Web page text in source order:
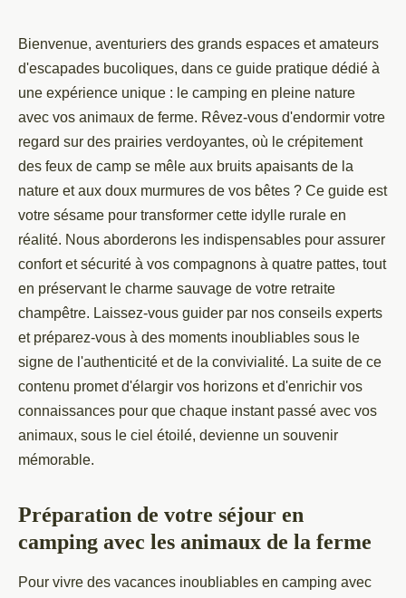
Guide pratique pour un
camping réussi en pleine nature
avec vos animaux de ferme
Luna•28 février 2022•6 min de lecture
Bienvenue, aventuriers des grands espaces et amateurs
d'escapades bucoliques, dans ce guide pratique dédié à
une expérience unique : le camping en pleine nature
avec vos animaux de ferme. Rêvez-vous d'endormir votre
regard sur des prairies verdoyantes, où le crépitement
des feux de camp se mêle aux bruits apaisants de la
nature et aux doux murmures de vos bêtes ? Ce guide est
votre sésame pour transformer cette idylle rurale en
réalité. Nous aborderons les indispensables pour assurer
confort et sécurité à vos compagnons à quatre pattes, tout
en préservant le charme sauvage de votre retraite
champêtre. Laissez-vous guider par nos conseils experts
et préparez-vous à des moments inoubliables sous le
signe de l'authenticité et de la convivialité. La suite de ce
contenu promet d'élargir vos horizons et d'enrichir vos
connaissances pour que chaque instant passé avec vos
animaux, sous le ciel étoilé, devienne un souvenir
mémorable.
Préparation de votre séjour en
camping avec les animaux de la ferme
Pour vivre des vacances inoubliables en camping avec